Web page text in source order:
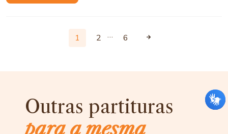
1 2 … 6
Outras partituras
para a mesma